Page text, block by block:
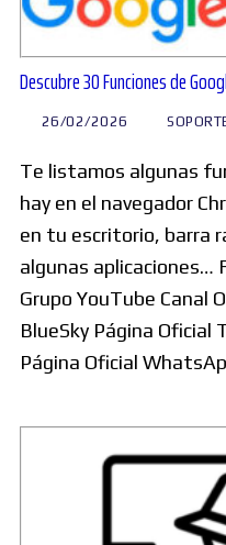
Descubre 30 Funciones de
26/02/2026
Te listamos algunas
hay en el navegador
en tu escritorio, barra
algunas aplicaciones…
Grupo YouTube Canal
BlueSky Página Oficial
Página Oficial